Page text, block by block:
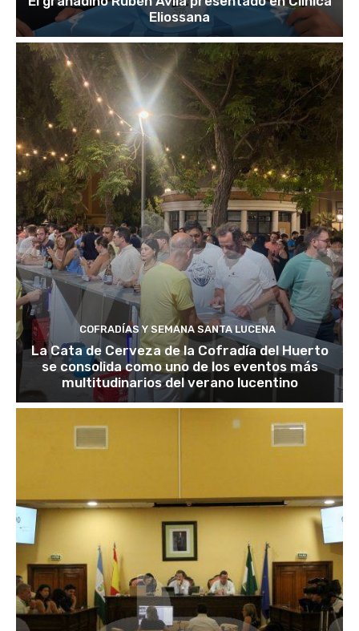
Eliossana
COFRADÍAS Y SEMANA SANTA LUCENA
La Cata de Cerveza de la Cofradía del Huerto
se consolida como uno de los eventos más
multitudinarios del verano lucentino